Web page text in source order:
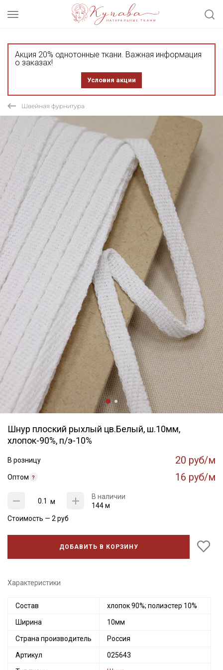
Акция 20% однотонные ткани. Важная информация
о заказах!
Условия акции
Швейная фурнитура
Шнур плоский рыхлый цв.Белый, ш.10мм,
хлопок-90%, п/э-10%
В розницу 20 руб/м
Оптом 16 руб/м
м
В наличии
144 м
Стоимость — 2 руб
ДОБАВИТЬ В КОРЗИНУ
Характеристики
Состав хлопок 90%; полиэстер 10%
Ширина 10мм
Страна производитель Россия
Артикул 025643
Секретная рассылка от Купава
Мы публикуем здесь дополнительные
промокоды и скидки до 30% на узкие